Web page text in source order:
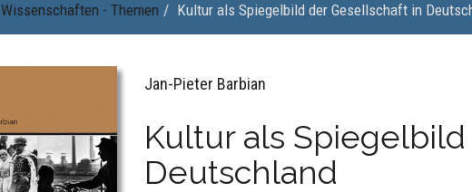
Wissenschaften - Themen Kultur als Spiegelbild der Gesellschaft in
Jan-Pieter Barbian
Kultur als
Deutschland